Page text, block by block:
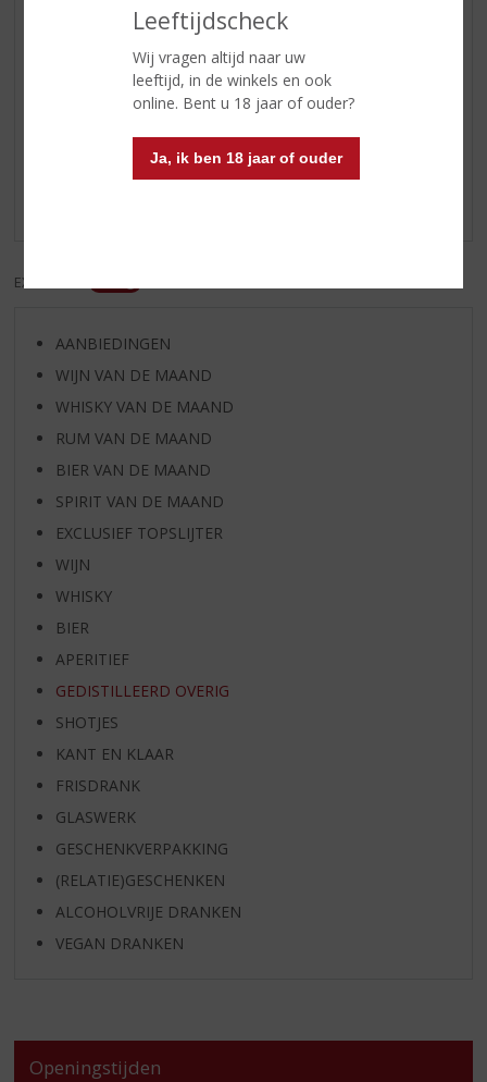
Leeftijdscheck
Wij vragen altijd naar uw
leeftijd, in de winkels en ook
online. Bent u 18 jaar of ouder?
Ja, ik ben 18 jaar of ouder
of als kopstoot: jenever naast een
pilsje
Reviews
Schrijf een review
EXCL. BTW
AANBIEDINGEN
WIJN VAN DE MAAND
WHISKY VAN DE MAAND
RUM VAN DE MAAND
BIER VAN DE MAAND
SPIRIT VAN DE MAAND
EXCLUSIEF TOPSLIJTER
WIJN
WHISKY
BIER
APERITIEF
GEDISTILLEERD OVERIG
SHOTJES
KANT EN KLAAR
FRISDRANK
GLASWERK
GESCHENKVERPAKKING
(RELATIE)GESCHENKEN
ALCOHOLVRIJE DRANKEN
VEGAN DRANKEN
Openingstijden